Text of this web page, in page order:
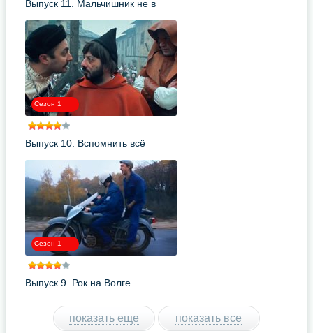
Выпуск 11. Мальчишник не в
Сезон 1
Выпуск 10. Вспомнить всё
Сезон 1
Выпуск 9. Рок на Волге
показать еще показать все